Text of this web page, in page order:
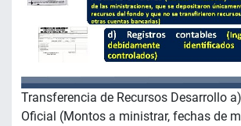
Transferencia de Recursos Desarrollo
Oficial (Montos a ministrar, fechas de